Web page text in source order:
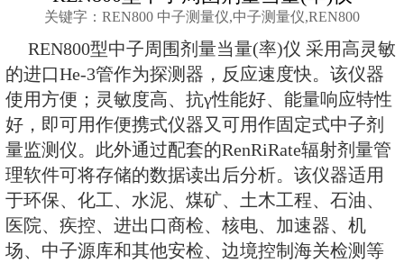
首页 仁日 产品介绍 新闻
REN800型中子周围剂量
关键字：REN800 中子测量仪,中子测
REN800型中子周围剂量当量(率
的进口He-3管作为探测器，反应速
使用方便；灵敏度高、抗γ性能好